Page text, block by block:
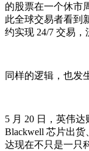
的股票在一个休市
此全球交易者看到
约实现 24/7 交易，
同样的逻辑，也发
5 月 20 日，英伟
Blackwell 芯片出
达现在不只是一只